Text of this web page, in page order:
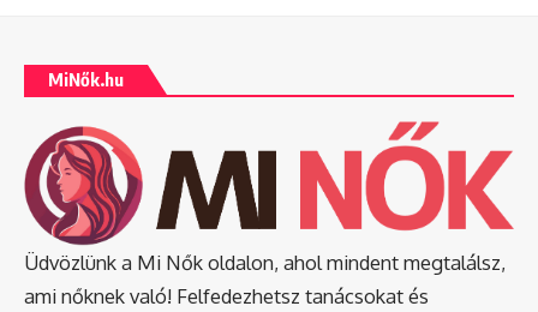
MiNők.hu
Üdvözlünk a Mi Nők oldalon, ahol mindent megtalálsz,
ami nőknek való! Felfedezhetsz tanácsokat és